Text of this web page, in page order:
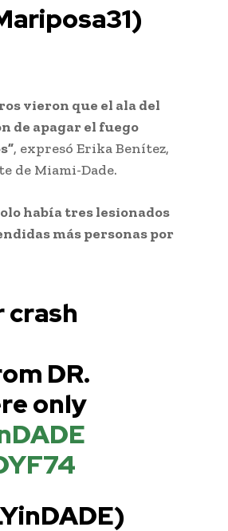
vieron que el ala del
de apagar el fuego
, expresó Erika Benítez,
de Miami-Dade.
había tres lesionados
más personas por
crash
DR.
only